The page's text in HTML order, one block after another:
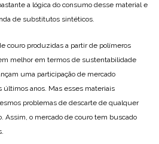
a lógica do consumo desse material e
de substitutos sintéticos.
couro produzidas a partir de polímeros
melhor em termos de sustentabilidade
uma participação de mercado
últimos anos. Mas esses materiais
problemas de descarte de qualquer
Assim, o mercado de couro tem buscado